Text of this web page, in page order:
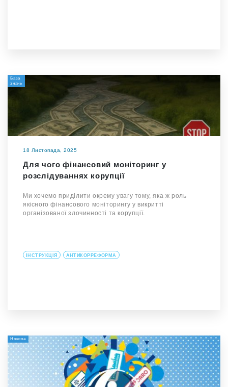
База
знань
18 Листопада, 2025
Для чого фінансовий моніторинг у
розслідуваннях корупції
Ми хочемо приділити окрему увагу тому, яка ж роль
якісного фінансового моніторингу у викритті
організованої злочинності та корупції.
ІНСТРУКЦІЯ АНТИКОРРЕФОРМА
Новина